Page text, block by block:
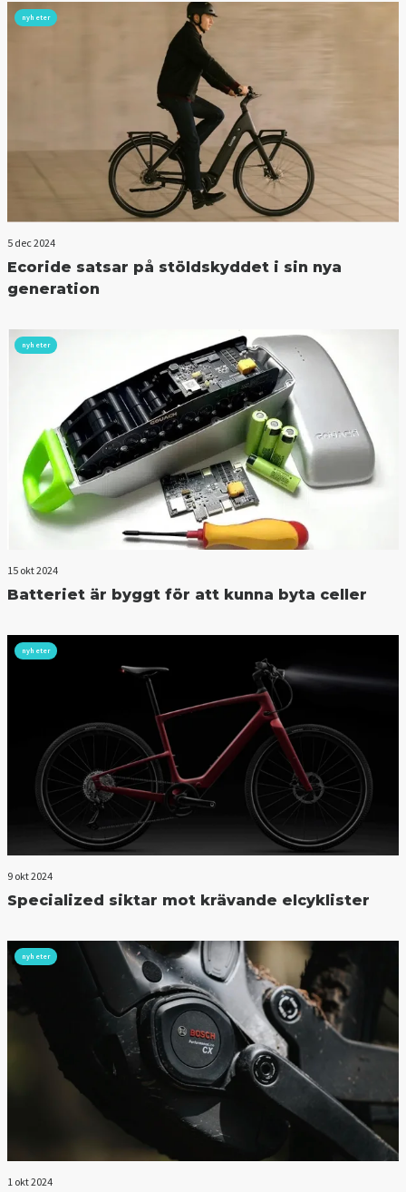
nyheter
5 dec 2024
Ecoride satsar på stöldskyddet i sin nya
generation
nyheter
15 okt 2024
Batteriet är byggt för att kunna byta celler
nyheter
9 okt 2024
Specialized siktar mot krävande elcyklister
nyheter
1 okt 2024